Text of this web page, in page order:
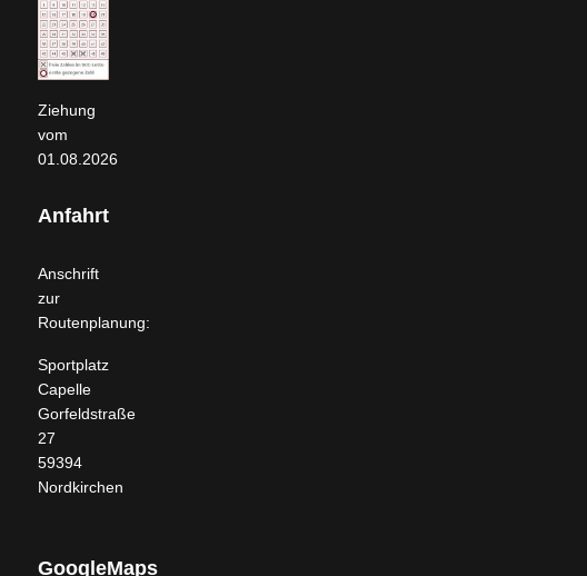
Ziehung
vom
01.08.2026
Anfahrt
Anschrift
zur
Routenplanung:
Sportplatz
Capelle
Gorfeldstraße
27
59394
Nordkirchen
GoogleMaps